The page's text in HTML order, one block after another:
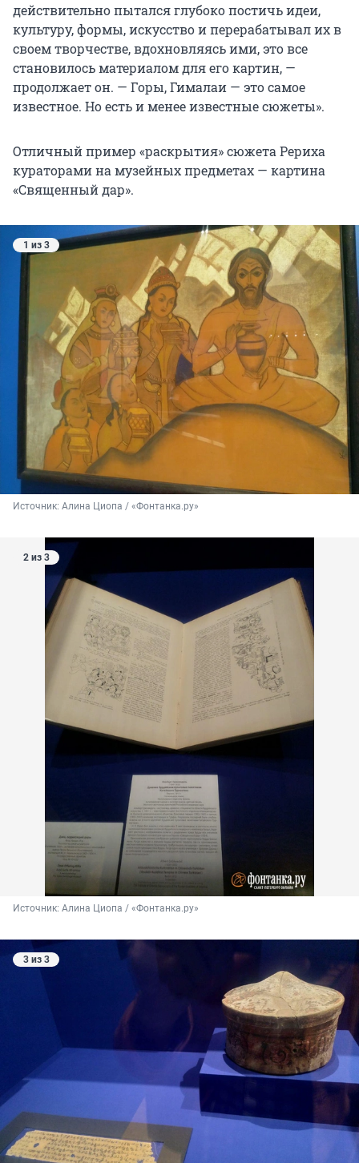
действительно пытался глубоко постичь идеи,
культуру, формы, искусство и перерабатывал их в
своем творчестве, вдохновляясь ими, это все
становилось материалом для его картин, —
продолжает он. — Горы, Гималаи — это самое
известное. Но есть и менее известные сюжеты».
Отличный пример «раскрытия» сюжета Рериха
кураторами на музейных предметах — картина
«Священный дар».
1 из 3
Источник: Алина Циопа / «Фонтанка.ру»
2 из 3
Источник: Алина Циопа / «Фонтанка.ру»
3 из 3